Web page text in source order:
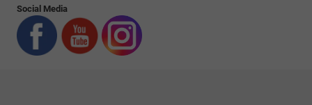
Social Media